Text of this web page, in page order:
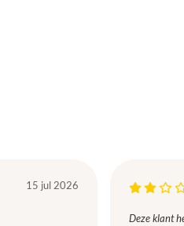
15 jul 2026
Deze klant